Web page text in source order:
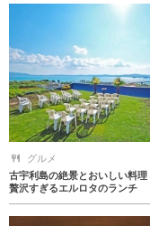
グルメ
古宇利島の絶景とおいしい料理
贅沢すぎるエルロタのランチ